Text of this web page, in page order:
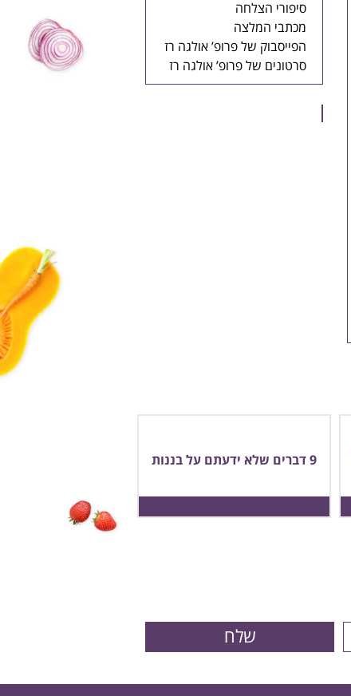
סיפורי הצלחה
מכתבי המלצה
הפייסבוק של פרופ’ אולגה רז
סרטונים של פרופ’ אולגה רז
9 דברים שלא ידעתם על בננות